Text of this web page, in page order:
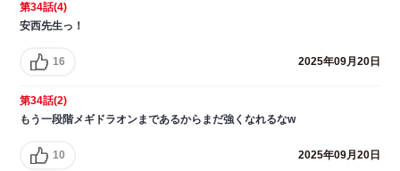
第34話(4)
安西先生っ！
16 2025年09月20日
第34話(2)
もう一段階メギドラオンまであるからまだ強くなれるなw
10 2025年09月20日